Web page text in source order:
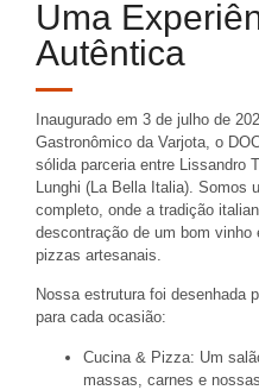
Uma
Autêntica
Inaugurado em 3 de julho de
Gastronômico da Varjota, o
sólida parceria entre Lissandro
Lunghi (La Bella Italia). Somos
completo, onde a tradição
descontração de um bom
pizzas artesanais.
Nossa estrutura foi desenhada
para cada ocasião:
Cucina & Pizza: Um
massas, carnes e